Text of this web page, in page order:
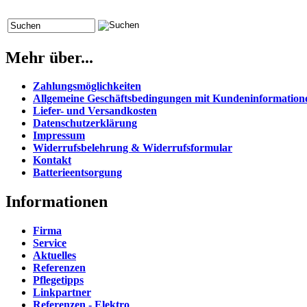
Mehr über...
Zahlungsmöglichkeiten
Allgemeine Geschäftsbedingungen mit
Liefer- und Versandkosten
Datenschutzerklärung
Impressum
Widerrufsbelehrung & Widerrufsformular
Kontakt
Batterieentsorgung
Informationen
Firma
Service
Aktuelles
Referenzen
Pflegetipps
Linkpartner